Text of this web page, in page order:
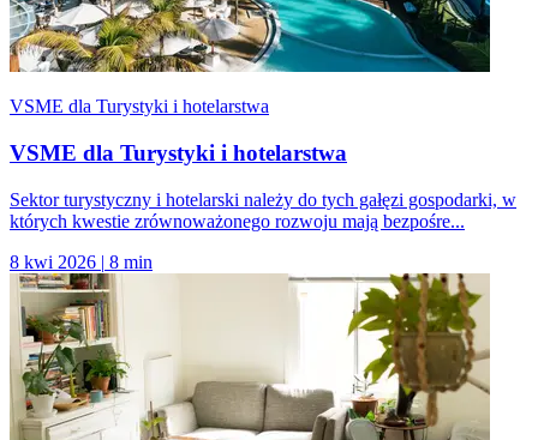
VSME dla Turystyki i hotelarstwa
VSME dla Turystyki i hotelarstwa
Sektor turystyczny i hotelarski należy do tych gałęzi gospodarki, w
których kwestie zrównoważonego rozwoju mają bezpośre...
8 kwi 2026 | 8 min